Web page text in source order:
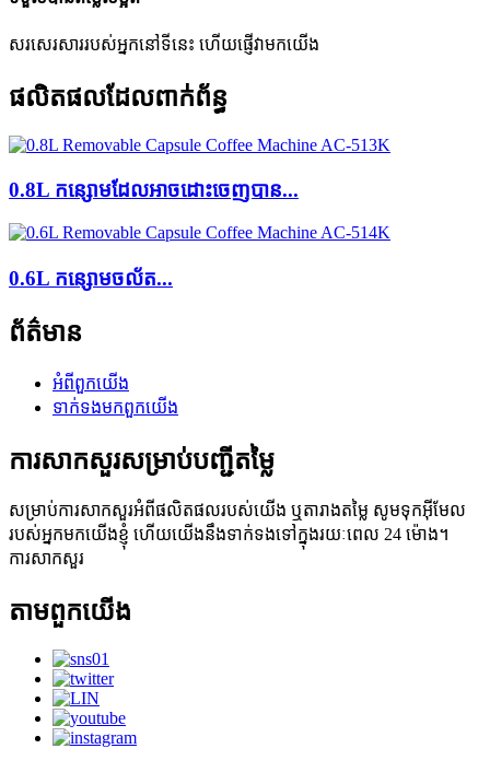
សរសេរសាររបស់អ្នកនៅទីនេះ ហើយផ្ញើវាមកយើង
ផលិតផលដែលពាក់ព័ន្ធ
0.8L កន្សោមដែលអាចដោះចេញបាន...
0.6L កន្សោមចល័ត...
ព័ត៌មាន
អំពី​ពួក​យើង
ទាក់ទង​មក​ពួក​យើង
ការសាកសួរសម្រាប់បញ្ជីតម្លៃ
សម្រាប់ការសាកសួរអំពីផលិតផលរបស់យើង ឬតារាងតម្លៃ សូមទុកអ៊ីមែល
របស់អ្នកមកយើងខ្ញុំ ហើយយើងនឹងទាក់ទងទៅក្នុងរយៈពេល 24 ម៉ោង។
ការសាកសួរ
តាម​ពួក​យើង